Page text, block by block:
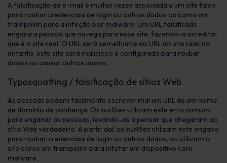
A falsificação de e-mail é muitas vezes associada a um site falso
para roubar credenciais de login ou outros dados ou como um
trampolim para a infeção por malware. Um URL falsificado
engana a pessoa que navega para esse site, fazendo-a acreditar
que é o site real. O URL será semelhante ao URL do site real; no
entanto, este site será malicioso e configurado para roubar
dados ou causar outros danos.
Typosquatting / falsificação de sítios Web
As pessoas podem facilmente escrever mal um URL de um nome
de domínio de confiança. Os burlões utilizam este erro comum
para enganar as pessoas, levando-as a pensar que chegaram ao
sítio Web verdadeiro. A partir daí, os burlões utilizam este engano
para roubar credenciais de login ou outros dados, ou utilizam o
site como um trampolim para infetar um dispositivo com
malware.